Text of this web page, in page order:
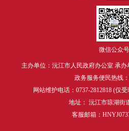
微信公众号
主办单位：沅江市人民政府办公室 承
政务服务便民热线
网站维护电话：0737-2812818 (仅
地址： 沅江市琼湖街
客服邮箱：